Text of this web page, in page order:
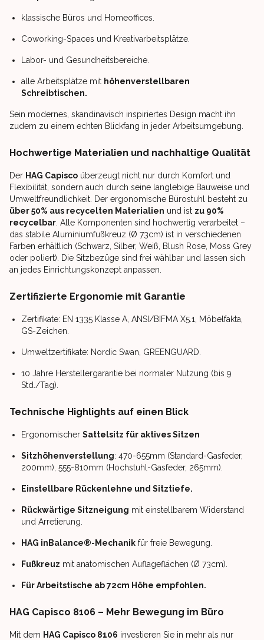
klassische Büros und Homeoffices.
Coworking-Spaces und Kreativarbeitsplätze.
Labor- und Gesundheitsbereiche.
alle Arbeitsplätze mit höhenverstellbaren
Schreibtischen.
Sein modernes, skandinavisch inspiriertes Design macht ihn
zudem zu einem echten Blickfang in jeder Arbeitsumgebung.
Hochwertige Materialien und nachhaltige Qualität
Der HAG Capisco überzeugt nicht nur durch Komfort und
Flexibilität, sondern auch durch seine langlebige Bauweise und
Umweltfreundlichkeit. Der ergonomische Bürostuhl besteht zu
über 50% aus recycelten Materialien und ist zu 90%
recycelbar . Alle Komponenten sind hochwertig verarbeitet –
das stabile Aluminiumfußkreuz (Ø 73cm) ist in verschiedenen
Farben erhältlich (Schwarz, Silber, Weiß, Blush Rose, Moss Grey
oder poliert). Die Sitzbezüge sind frei wählbar und lassen sich
an jedes Einrichtungskonzept anpassen.
Zertifizierte Ergonomie mit Garantie
Zertifikate: EN 1335 Klasse A, ANSI/BIFMA X5.1, Möbelfakta,
GS-Zeichen.
Umweltzertifikate: Nordic Swan, GREENGUARD.
10 Jahre Herstellergarantie bei normaler Nutzung (bis 9
Std./Tag).
Technische Highlights auf einen Blick
Ergonomischer Sattelsitz für aktives Sitzen
Sitzhöhenverstellung: 470-655mm (Standard-Gasfeder,
200mm), 555-810mm (Hochstuhl-Gasfeder, 265mm).
Einstellbare Rückenlehne und Sitztiefe.
Rückwärtige Sitzneigung mit einstellbarem Widerstand
und Arretierung.
HAG inBalance®-Mechanik für freie Bewegung.
Fußkreuz mit anatomischen Auflageflächen (Ø 73cm).
Für Arbeitstische ab 72cm Höhe empfohlen.
HAG Capisco 8106 – Mehr Bewegung im Büro
Mit dem HAG Capisco 8106 investieren Sie in mehr als nur